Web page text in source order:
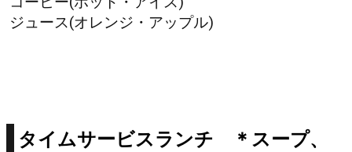
ジュース(オレンジ・アップル)
タイムサービスランチ ＊スープ、